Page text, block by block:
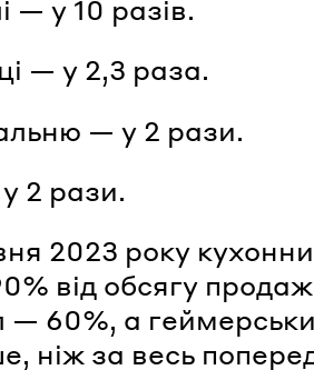
— у 10 разів.
— у 2,3 раза.
— у 2 рази.
2 рази.
2023 року
від обсягу
— 60%, а
ніж за весь